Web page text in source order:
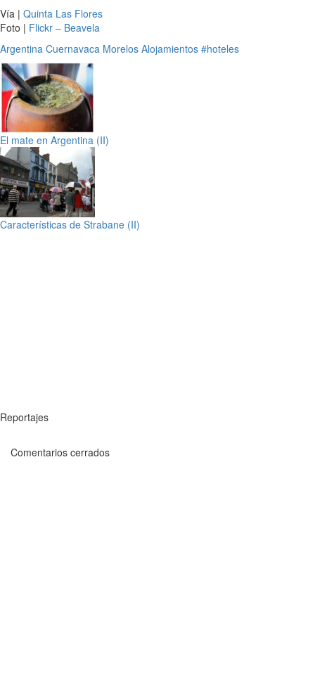
Vía | Quinta Las Flores
Foto | Flickr – Beavela
Argentina Cuernavaca Morelos Alojamientos #hoteles
El mate en Argentina (II)
Características de Strabane (II)
Reportajes
Comentarios cerrados